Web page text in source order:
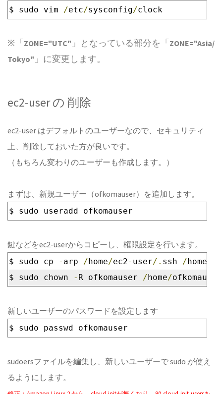
$ sudo vim /etc/sysconfig/clock
※「ZONE="UTC" 」となっている部分を「ZONE="Asia/
Tokyo" 」に変更します。
ec2-user の 削除
ec2-user はデフォルトのユーザーなので、セキュリティ
上、削除しておいた方が良いです。
（もちろん変わりのユーザーも作成します。）
まずは、新規ユーザー（ofkomauser）を追加します。
$ sudo useradd ofkomauser
鍵などをec2-userからコピーし、権限設定を行います。
$ sudo cp - arp /home/ec2- user/. ssh /home
$ sudo chown
- R ofkomauser /home/ofkomauser
新しいユーザーのパスワードを設定します
$ sudo passwd ofkomauser
sudoersファイルを編集し、新しいユーザーで sudo が使え
るようにします。